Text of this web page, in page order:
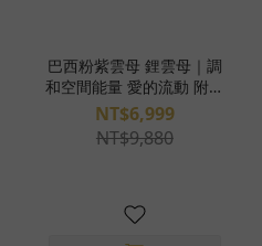
巴西粉紫雲母 鋰雲母｜調
和空間能量 愛的流動 附訂
製木座 S26BH03-4
NT$6,999
NT$9,880